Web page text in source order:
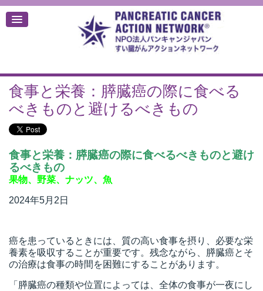
食事と栄養：膵臓癌の際に食べる
べきものと避けるべきもの
食事と栄養：膵臓癌の際に食べるべきものと避け
るべきもの
果物、野菜、ナッツ、魚
2024年5月2日
癌を患っているときには、質の高い食事を摂り、必要な栄
養素を吸収することが重要です。残念ながら、膵臓癌とそ
の治療は食事の時間を困難にすることがあります。
「膵臓癌の種類や位置によっては、全体の食事が一夜にし